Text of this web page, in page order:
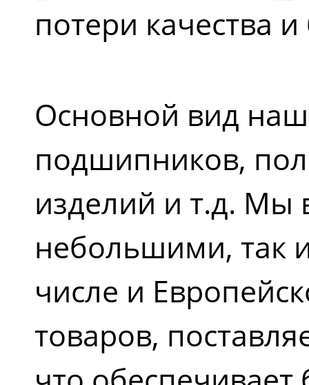
потери качества
Основной вид
подшипников,
изделий и т.д. Мы
небольшими, так
числе и
товаров,